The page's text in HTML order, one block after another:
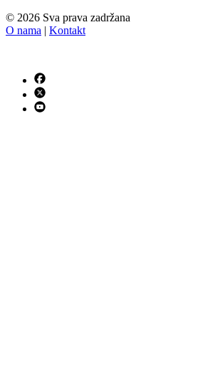
© 2026 Sva prava zadržana
O nama | Kontakt